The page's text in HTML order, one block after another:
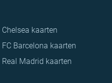
Chelsea kaarten
FC Barcelona kaarten
Real Madrid kaarten